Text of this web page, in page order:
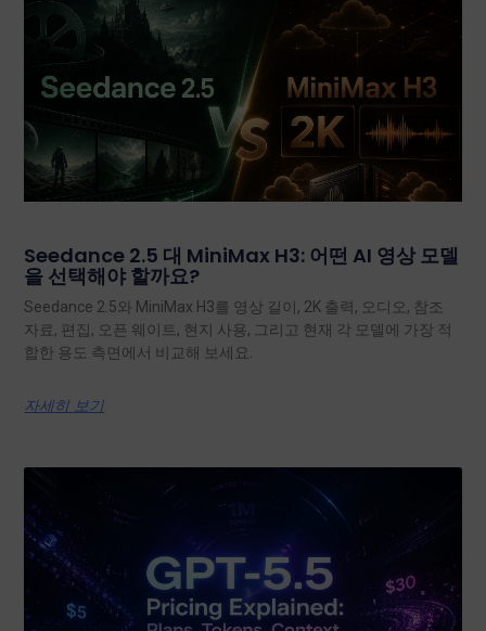
Seedance 2.5 대 MiniMax H3: 어떤 AI 영상 모델
을 선택해야 할까요?
Seedance 2.5와 MiniMax H3를 영상 길이, 2K 출력, 오디오, 참조
자료, 편집, 오픈 웨이트, 현지 사용, 그리고 현재 각 모델에 가장 적
합한 용도 측면에서 비교해 보세요.
자세히 보기